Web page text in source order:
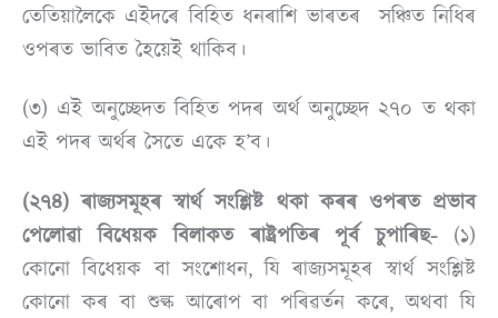
তেতিয়ালৈকে এইদৰে বিহিত ধনৰাশি ভাৰতৰ সঞ্চিত নিধিৰ
ওপৰত ভাবিত হৈয়েই থাকিব।
(৩) এই অনুচ্ছেদত বিহিত পদৰ অৰ্থ অনুচ্ছেদ ২৭০ ত থকা
এই পদৰ অৰ্থৰ সৈতে একে হ’ব।
(২৭৪) ৰাজ্যসমূহৰ স্বাৰ্থ সংশ্লিষ্ট থকা কৰৰ ওপৰত প্ৰভাব
পেলোৱা বিধেয়ক বিলাকত ৰাষ্ট্ৰপতিৰ পূৰ্ব চুপাৰিছ-(১)
কোনো বিধেয়ক বা সংশোধন, যি ৰাজ্যসমূহৰ স্বাৰ্থ সংশ্লিষ্ট
কোনো কৰ বা শুল্ক আৰোপ বা পৰিৱৰ্তন কৰে, অথবা যি